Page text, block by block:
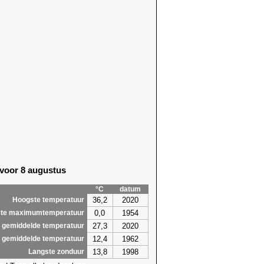
14,6
8 augustus
°C
datum
Hoogste temperatuur
36,2 2020
maximumtemperatuur 0,0 1954
gemiddelde temperatuur 27,3 2020
gemiddelde temperatuur 12,4 1962
Langste zonduur 13,8
1998